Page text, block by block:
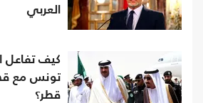
العربي
كيف تفاعل
تونس مع
قطر؟